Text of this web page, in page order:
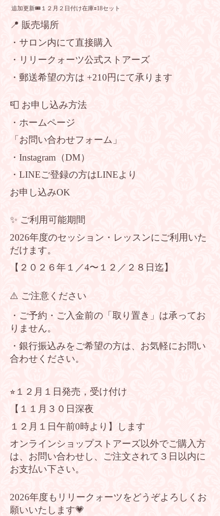
追加更新🎟️１２月２日付け在庫🟰18セット
📍 販売場所
・サロン内にて直接購入
・リリークォーツ公式ストアーズ
・郵送希望の方は +210円にて承ります
📮 お申し込み方法
・ホームページ
「お問い合わせフォーム」
・Instagram（DM）
・LINEご登録の方はLINEより
お申し込みOK
✨ ご利用可能期間
2026年度のセッション・レッスンにご利用いた
だけます。
【２０２６年１／4〜１２／２８日迄】
⚠️ ご注意ください
・ご予約・ご入金前の「取り置き」は承ってお
りません。
・銀行振込みをご希望の方は、お気軽にお問い
合わせください。
⭐︎１２月１日発売，受け付け
【１１月３０日深夜
１２月１日午前0時より】します
オンラインショップストアーズ以外でご購入方
は、お問い合わせし、ご注文されて３日以内に
お支払い下さい。
2026年度もリリークォーツをどうぞよろしくお
願いいたします💗